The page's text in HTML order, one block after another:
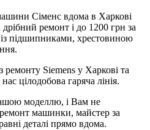
Сіменс вдома в Харкові
ремонт і до 1200 грн за
підшипниками, хрестовиною
ремонту Siemens у Харкові та
цілодобова гаряча лінія.
моделлю, і Вам не
машинки, майстер за
деталі прямо вдома.